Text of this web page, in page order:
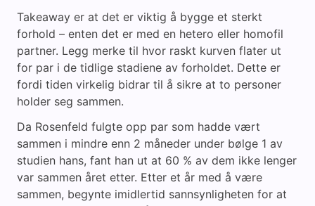
Takeaway er at det er viktig å bygge et sterkt
forhold – enten det er med en hetero eller homofil
partner. Legg merke til hvor raskt kurven flater ut
for par i de tidlige stadiene av forholdet. Dette er
fordi tiden virkelig bidrar til å sikre at to personer
holder seg sammen.
Da Rosenfeld fulgte opp par som hadde vært
sammen i mindre enn 2 måneder under bølge 1 av
studien hans, fant han ut at 60 % av dem ikke lenger
var sammen året etter. Etter et år med å være
sammen, begynte imidlertid sannsynligheten for at